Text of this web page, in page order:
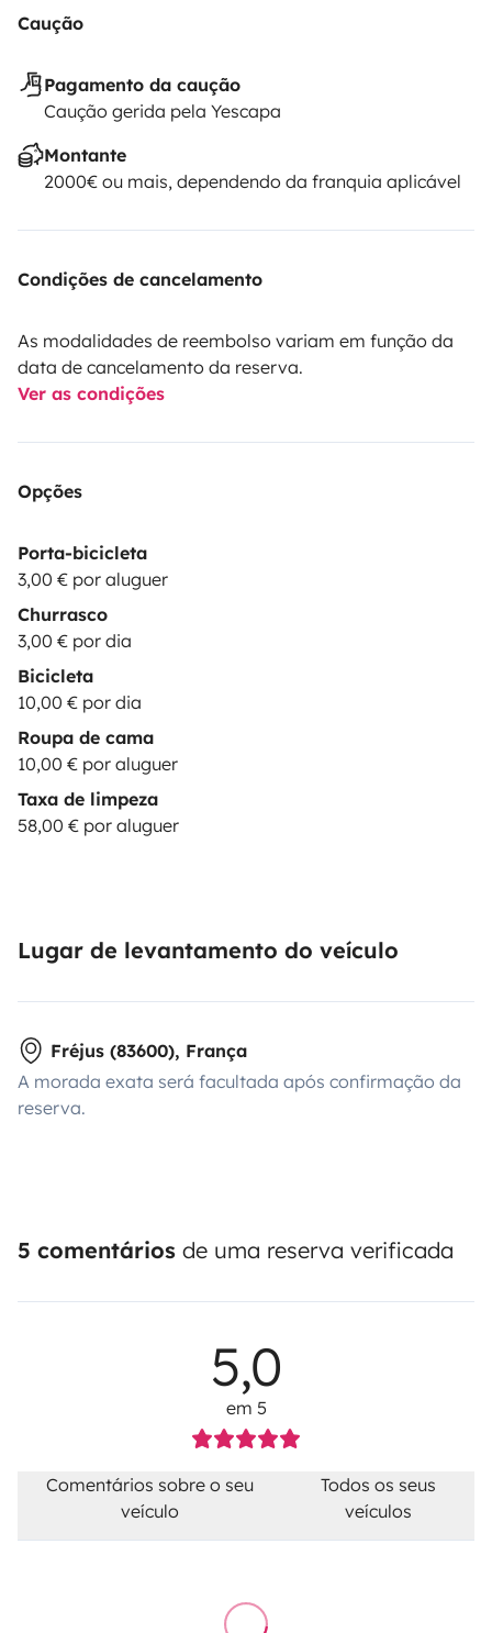
Caução
Pagamento da caução
Caução gerida pela Yescapa
Montante
2000€ ou mais, dependendo da franquia aplicável
Condições de cancelamento
As modalidades de reembolso variam em função da
data de cancelamento da reserva.
Ver as condições
Opções
Porta-bicicleta
3,00 € por aluguer
Churrasco
3,00 € por dia
Bicicleta
10,00 € por dia
Roupa de cama
10,00 € por aluguer
Taxa de limpeza
58,00 € por aluguer
Lugar de levantamento do veículo
Fréjus (83600), França
A morada exata será facultada após confirmação da
reserva.
5 comentários de uma reserva verificada
5,0
em 5
Comentários sobre o seu
veículo
Todos os seus
veículos